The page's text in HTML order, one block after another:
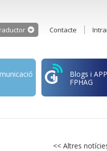
Contacte
Blogs i APP
FPHAG
<< Altres